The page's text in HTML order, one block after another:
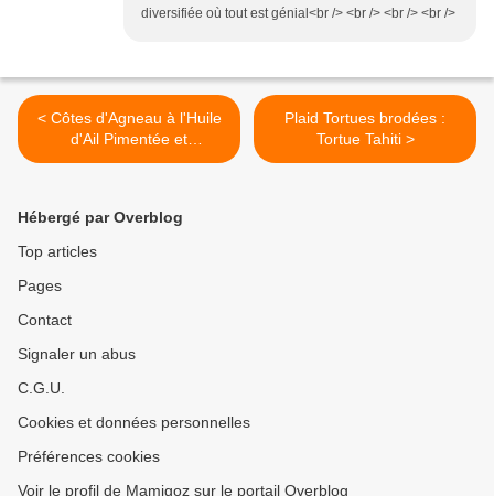
diversifiée où tout est génial<br /> <br /> <br /> <br />
< Côtes d'Agneau à l'Huile
d'Ail Pimentée et
Tagliatelles
Plaid Tortues brodées :
Tortue Tahiti >
Hébergé par Overblog
Top articles
Pages
Contact
Signaler un abus
C.G.U.
Cookies et données personnelles
Préférences cookies
Voir le profil de Mamigoz sur le portail Overblog